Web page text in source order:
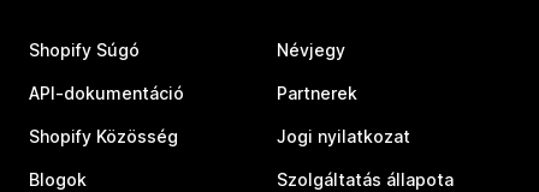
Shopify Súgó
API-dokumentáció
Shopify Közösség
Blogok
Névjegy
Partnerek
Jogi nyilatkozat
Szolgáltatás állapota